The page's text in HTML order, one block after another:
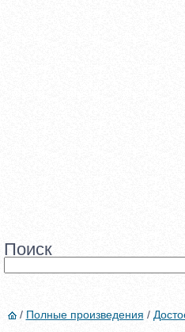
Поиск
/ Полные произведения /